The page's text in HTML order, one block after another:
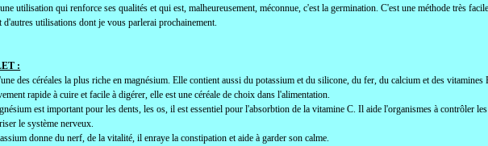
utilisation qui renforce ses qualités et qui est, malheureusement, méconnue, c'est la germination. C'est une méthode très
d'autres utilisations dont je vous parlerai prochainement.
:
des céréales la plus riche en magnésium. Elle contient aussi du potassium et du silicone, du fer, du calcium et des vitamines
rapide à cuire et facile à digérer, elle est une céréale de choix dans l'alimentation.
est important pour les dents, les os, il est essentiel pour l'absorbtion de la vitamine C. Il aide l'organismes à contrôler
le système nerveux.
donne du nerf, de la vitalité, il enraye la constipation et aide à garder son calme.